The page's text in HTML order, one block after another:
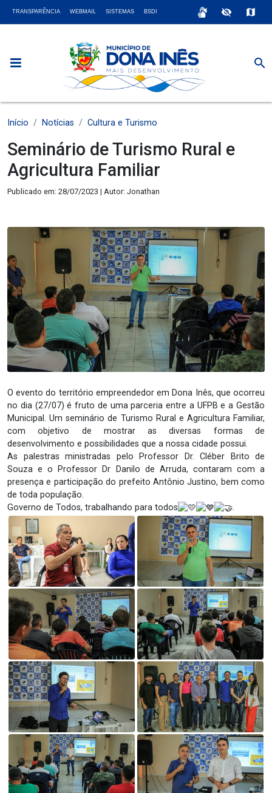
TRANSPARÊNCIA WEBMAIL SISTEMAS BSDI sign_language visibility_off map
search
Início Notícias Cultura e Turismo
Seminário de Turismo Rural e
Agricultura Familiar
Publicado em: 28/07/2023 | Autor: Jonathan
O evento do território empreendedor em Dona Inês, que ocorreu
no dia (27/07) é fruto de uma parceria entre a UFPB e a Gestão
Municipal. Um seminário de Turismo Rural e Agricultura Familiar,
com objetivo de mostrar as diversas formas de
desenvolvimento e possibilidades que a nossa cidade possui.
As palestras ministradas pelo Professor Dr. Cléber Brito de
Souza e o Professor Dr Danilo de Arruda, contaram com a
presença e participação do prefeito Antônio Justino, bem como
de toda população.
Governo de Todos, trabalhando para todos
.